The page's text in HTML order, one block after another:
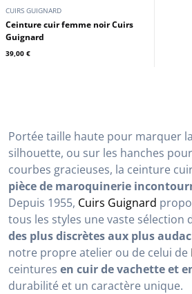
Portée taille haute pour marquer
silhouette, ou sur les hanches
courbes gracieuses, la ceinture
pièce de maroquinerie
Depuis 1955, Cuirs Guignard
tous les styles une vaste sélection
des plus discrètes aux plus
notre propre atelier ou de celui de
ceintures en cuir de vachette et
durabilité et un caractère unique.
CUIRS GUIGNARD
Ceinture cuir femme noir Cuirs
Guignard
39,00 €